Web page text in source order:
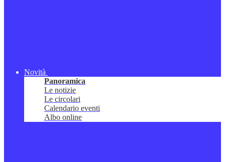
Novità
Panoramica
Le notizie
Le circolari
Calendario eventi
Albo online